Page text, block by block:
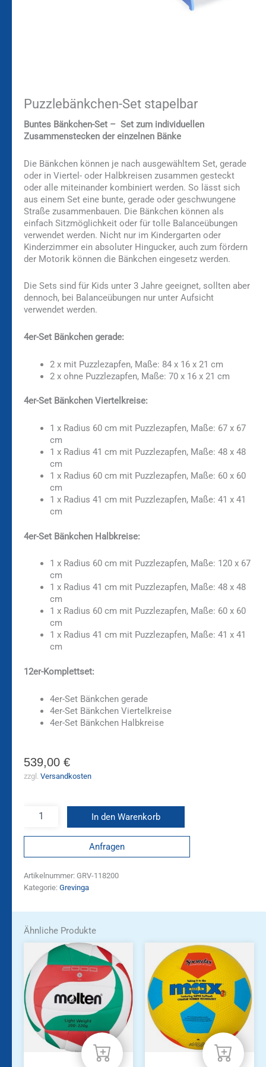
Puzzlebänkchen-Set stapelbar
Buntes Bänkchen-Set – Set zum individuellen
Zusammenstecken der einzelnen Bänke
Die Bänkchen können je nach ausgewähltem Set, gerade
oder in Viertel- oder Halbkreisen zusammen gesteckt
oder alle miteinander kombiniert werden. So lässt sich
aus einem Set eine bunte, gerade oder geschwungene
Straße zusammenbauen. Die Bänkchen können als
einfach Sitzmöglichkeit oder für tolle Balanceübungen
verwendet werden. Nicht nur im Kindergarten oder
Kinderzimmer ein absoluter Hingucker, auch zum fördern
der Motorik können die Bänkchen eingesetz werden.
Die Sets sind für Kids unter 3 Jahre geeignet, sollten aber
dennoch, bei Balanceübungen nur unter Aufsicht
verwendet werden.
4er-Set Bänkchen gerade:
2 x mit Puzzlezapfen, Maße: 84 x 16 x 21 cm
2 x ohne Puzzlezapfen, Maße: 70 x 16 x 21 cm
4er-Set Bänkchen Viertelkreise:
1 x Radius 60 cm mit Puzzlezapfen, Maße: 67 x 67
cm
1 x Radius 41 cm mit Puzzlezapfen, Maße: 48 x 48
cm
1 x Radius 60 cm mit Puzzlezapfen, Maße: 60 x 60
cm
1 x Radius 41 cm mit Puzzlezapfen, Maße: 41 x 41
cm
4er-Set Bänkchen Halbkreise:
1 x Radius 60 cm mit Puzzlezapfen, Maße: 120 x 67
cm
1 x Radius 41 cm mit Puzzlezapfen, Maße: 48 x 48
cm
1 x Radius 60 cm mit Puzzlezapfen, Maße: 60 x 60
cm
1 x Radius 41 cm mit Puzzlezapfen, Maße: 41 x 41
cm
12er-Komplettset:
4er-Set Bänkchen gerade
4er-Set Bänkchen Viertelkreise
4er-Set Bänkchen Halbkreise
539,00 €
zzgl. Versandkosten
In den Warenkorb
Anfragen
Artikelnummer: GRV-118200
Kategorie: Grevinga
Ähnliche Produkte